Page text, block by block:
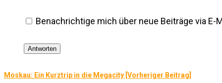
Benachrichtige mich über neue Beiträge via E-
Moskau: Ein Kurztrip in die Megacity [Vorheriger Beitrag]